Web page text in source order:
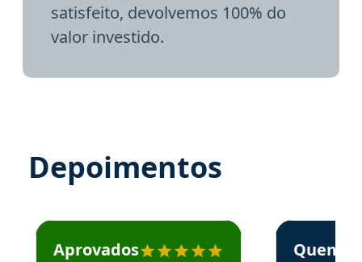
satisfeito, devolvemos 100% do
valor investido.
Depoimentos
Estudante José recomenda o Aprova Concursos em
Aprovados
Estudante
Quem